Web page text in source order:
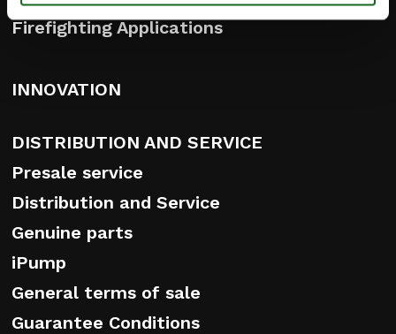
Firefighting Applications
INNOVATION
DISTRIBUTION AND SERVICE
Presale service
Distribution and Service
Genuine parts
iPump
General terms of sale
Guarantee Conditions